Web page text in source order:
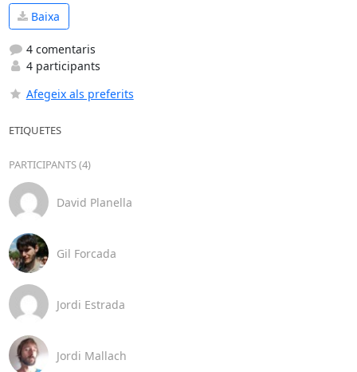
Baixa
4 comentaris
4 participants
Afegeix als preferits
ETIQUETES
PARTICIPANTS (4)
David Planella
Gil Forcada
Jordi Estrada
Jordi Mallach